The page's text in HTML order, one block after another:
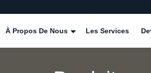
À Propos De Nous Les Services